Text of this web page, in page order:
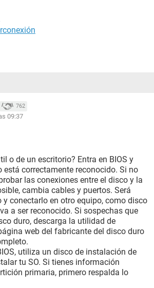
762
09:37
o de un escritorio? Entra en BIOS y
está correctamente reconocido. Si no
las conexiones entre el disco y la
cambia cables y puertos. Será
y conectarlo en otro equipo, como disco
a ser reconocido. Si sospechas que
duro, descarga la utilidad de
web del fabricante del disco duro
utiliza un disco de instalación de
tu SO. Si tienes información
primaria, primero respalda lo